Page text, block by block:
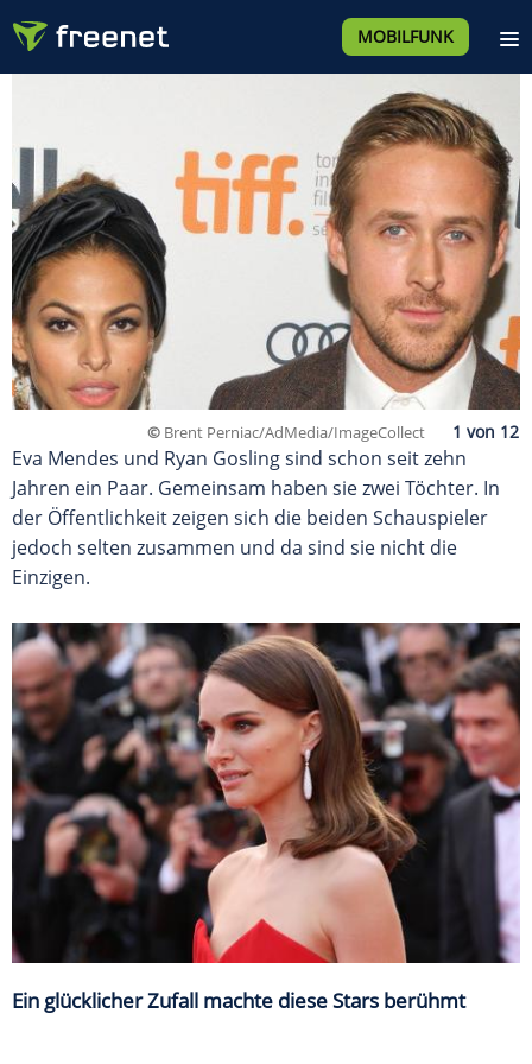
MOBILFUNK
© Brent Perniac/AdMedia/ImageCollect
Eva Mendes und Ryan Gosling sind schon seit zehn
Jahren ein Paar. Gemeinsam haben sie zwei Töchter. In
der Öffentlichkeit zeigen sich die beiden Schauspieler
jedoch selten zusammen und da sind sie nicht die
Einzigen.
Ein glücklicher Zufall machte diese Stars berühmt